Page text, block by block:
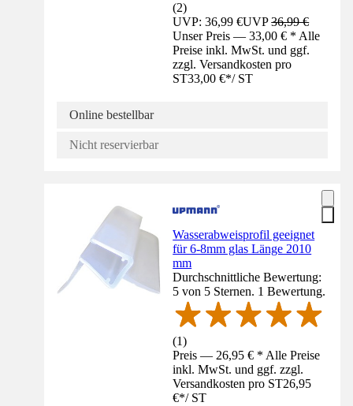
(2)
UVP: 36,99 €UVP36,99 €
Unser Preis — 33,00 € * Alle
Preise inkl. MwSt. und ggf.
zzgl. Versandkosten pro
ST33,00 €*/ ST
Online bestellbar
Nicht reservierbar
Wasserabweisprofil geeignet
für 6-8mm glas Länge 2010
mm
Durchschnittliche Bewertung:
5 von 5 Sternen. 1 Bewertung.
(1)
Preis — 26,95 € * Alle Preise
inkl. MwSt. und ggf. zzgl.
Versandkosten pro ST26,95
€*/ ST